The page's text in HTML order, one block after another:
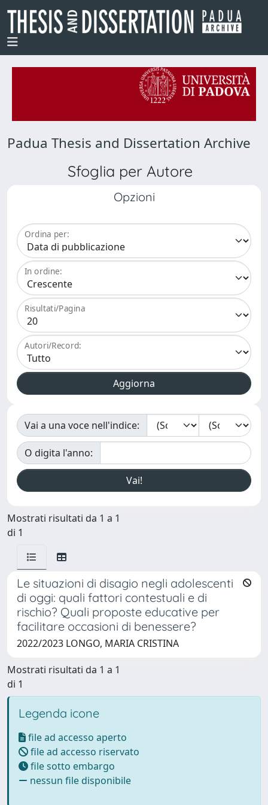
Padua Thesis and Dissertation Archive
Sfoglia per Autore
Opzioni
Ordina per:
In ordine:
Risultati/Pagina
Autori/Record:
Vai a una voce nell'indice:
O digita l'anno:
Mostrati risultati da 1 a 1
di 1
Le situazioni di disagio negli adolescenti
di oggi: quali fattori contestuali e di
rischio? Quali proposte educative per
facilitare occasioni di benessere?
2022/2023 LONGO, MARIA CRISTINA
Mostrati risultati da 1 a 1
di 1
Legenda icone
file ad accesso aperto
file ad accesso riservato
file sotto embargo
nessun file disponibile